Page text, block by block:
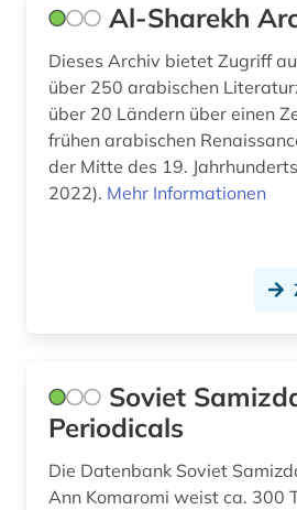
Al-Sharekh
Dieses Archiv bietet Zugriff
über 250 arabischen
über 20 Ländern über einen
frühen arabischen
der Mitte des 19.
2022). Mehr Informationen
Soviet
Periodicals
Die Datenbank Soviet
Ann Komaromi weist ca. 300